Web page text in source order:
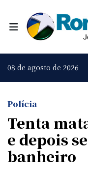
08 de agosto de 2026
Polícia
Tenta
e depois
banheiro